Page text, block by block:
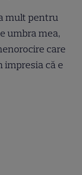
mult pentru
umbra mea,
care
impresia că e